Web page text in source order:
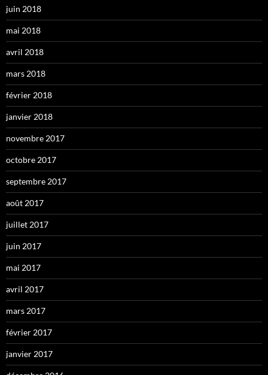
juin 2018
mai 2018
avril 2018
mars 2018
février 2018
janvier 2018
novembre 2017
octobre 2017
septembre 2017
août 2017
juillet 2017
juin 2017
mai 2017
avril 2017
mars 2017
février 2017
janvier 2017